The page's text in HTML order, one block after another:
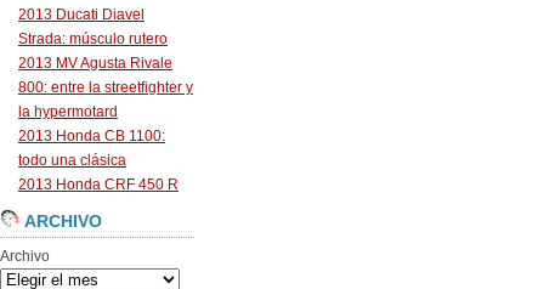
2013 Ducati Diavel
Strada: músculo rutero
2013 MV Agusta Rivale
800: entre la streetfighter y
la hypermotard
2013 Honda CB 1100:
todo una clásica
2013 Honda CRF 450 R
ARCHIVO
Archivo